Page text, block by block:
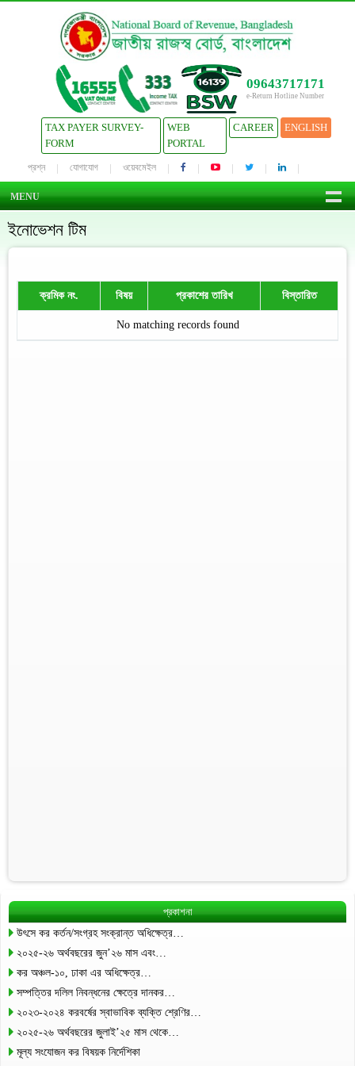
09643717171
e-Return Hotline Number
TAX PAYER SURVEY-
FORM
WEB
PORTAL
CAREER ENGLISH
প্রশ্ন যোগাযোগ ওয়েবমেইল
MENU
ইনোভেশন টিম
ক্রমিক নং. বিষয় প্রকাশের তারিখ বিস্তারিত
No matching records found
প্রকাশনা
উৎসে কর কর্তন/সংগ্রহ সংক্রান্ত অধিক্ষেত্র…
২০২৫-২৬ অর্থবছরের জুন’২৬ মাস এবং…
কর অঞ্চল-১০, ঢাকা এর অধিক্ষেত্র…
সম্পত্তির দলিল নিবন্ধনের ক্ষেত্রে দানকর…
২০২৩-২০২৪ করবর্ষের স্বাভাবিক ব্যক্তি শ্রেণির…
২০২৫-২৬ অর্থবছরের জুলাই’২৫ মাস থেকে…
মূল্য সংযোজন কর বিষয়ক নির্দেশিকা